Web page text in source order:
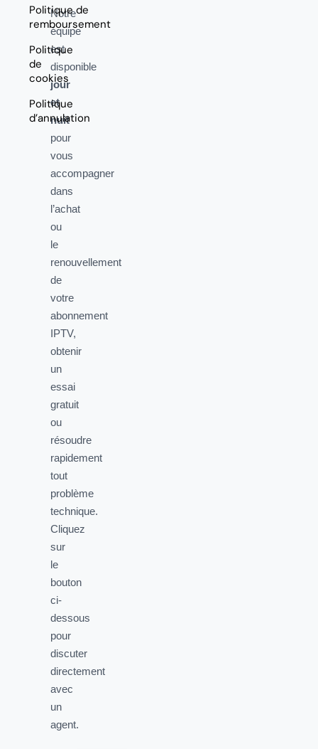
Politique de
remboursement
Politique
de
cookies
Politique
d’annulation
Notre
équipe
est
disponible
jour
et
nuit
pour
vous
accompagner
dans
l’achat
ou
le
renouvellement
de
votre
abonnement
IPTV,
obtenir
un
essai
gratuit
ou
résoudre
rapidement
tout
problème
technique.
Cliquez
sur
le
bouton
ci-
dessous
pour
discuter
directement
avec
un
agent.